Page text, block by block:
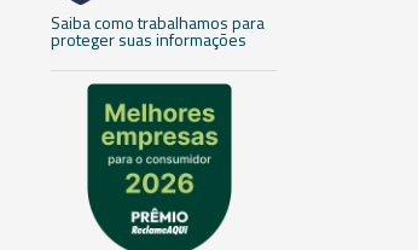
Saiba como trabalhamos para
proteger suas informações